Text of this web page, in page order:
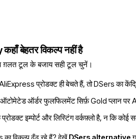
बेहतर विकल्प नहीं है
ग़लत टूल के बजाय सही टूल चुनें।
प्रोडक्ट ही बेचते हैं, तो DSers का
ऑर्डर फुलफिलमेंट सिर्फ़ Gold प्लान पर
इम्पोर्ट और लिस्टिंग वर्कफ़्लो है, न कि कोई
का विकल्प ढूँढ रहे हैं? देखें DSers alternative